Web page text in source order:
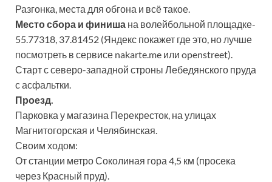
Разгонка, места для обгона и всё такое.
Место сбора и финиша на волейбольной площадке-
55.77318, 37.81452 (Яндекс покажет где это, но лучше
посмотреть в сервисе nakarte.me или openstreet).
Старт с северо-западной строны Лебедянского пруда
с асфальтки.
Проезд.
Парковка у магазина Перекресток, на улицах
Магнитогорская и Челябинская.
Своим ходом:
От станции метро Соколиная гора 4,5 км (просека
через Красный пруд).